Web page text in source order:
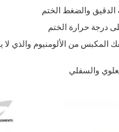
المكبس من الألومنيوم والذي